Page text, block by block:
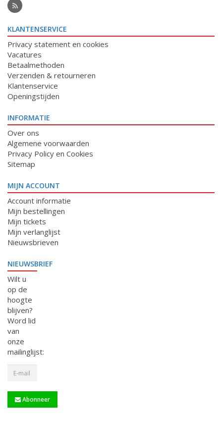
KLANTENSERVICE
Privacy statement en cookies
Vacatures
Betaalmethoden
Verzenden & retourneren
Klantenservice
Openingstijden
INFORMATIE
Over ons
Algemene voorwaarden
Privacy Policy en Cookies
Sitemap
MIJN ACCOUNT
Account informatie
Mijn bestellingen
Mijn tickets
Mijn verlanglijst
Nieuwsbrieven
NIEUWSBRIEF
Wilt u
op de
hoogte
blijven?
Word lid
van
onze
mailinglijst:
Abonneer